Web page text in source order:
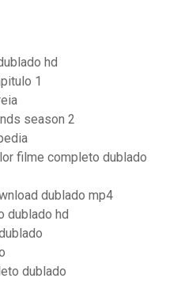
hd
1
season 2
filme completo dublado
dublado mp4
dublado hd
dublado